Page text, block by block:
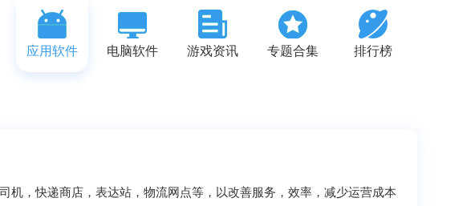
应用软件 电脑软件 游戏资讯 专题合集 排行榜
机，快递商店，表达站，物流网点等，以改善服务，效率，减少运营成本